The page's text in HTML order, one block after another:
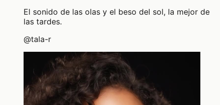
El sonido de las olas y el beso del sol, la mejor de
las tardes.
@tala-r